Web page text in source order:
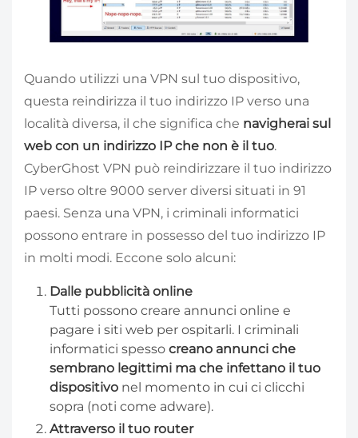
Quando utilizzi una VPN sul tuo dispositivo,
questa reindirizza il tuo indirizzo IP verso una
località diversa, il che significa che navigherai sul
web con un indirizzo IP che non è il tuo.
CyberGhost VPN può reindirizzare il tuo indirizzo
IP verso oltre 9000 server diversi situati in 91
paesi. Senza una VPN, i criminali informatici
possono entrare in possesso del tuo indirizzo IP
in molti modi. Eccone solo alcuni:
Dalle pubblicità online
Tutti possono creare annunci online e
pagare i siti web per ospitarli. I criminali
informatici spesso creano annunci che
sembrano legittimi ma che infettano il tuo
dispositivo nel momento in cui ci clicchi
sopra (noti come adware).
Attraverso il tuo router